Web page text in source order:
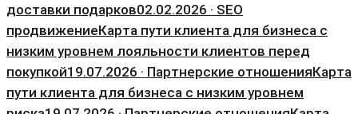
доставки подарков02.02.2026 · SEO
продвижениеКарта пути клиента для бизнеса с
низким уровнем лояльности клиентов перед
покупкой19.07.2026 · Партнерские отношенияКарта
пути клиента для бизнеса с низким уровнем